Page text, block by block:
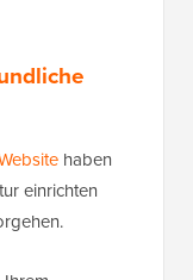
haben
einrichten